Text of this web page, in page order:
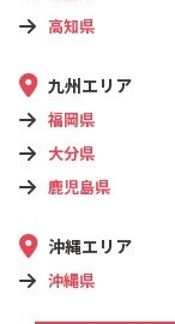
高知県
九州エリア
福岡県
大分県
鹿児島県
沖縄エリア
沖縄県